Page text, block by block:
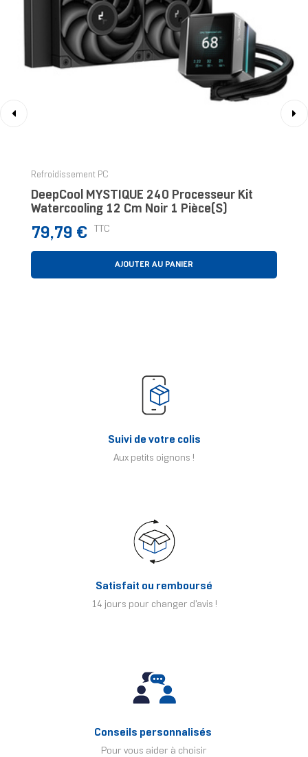
Refroidissement PC
DeepCool MYSTIQUE 240 Processeur Kit
Watercooling 12 Cm Noir 1 Pièce(s)
Prix
79,79 € TTC
AJOUTER AU PANIER
Suivi de votre colis
Aux petits oignons !
Satisfait ou remboursé
14 jours pour changer d'avis !
Conseils personnalisés
Pour vous aider à choisir